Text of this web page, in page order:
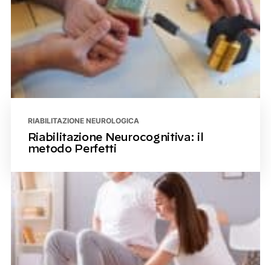
RIABILITAZIONE NEUROLOGICA
Riabilitazione Neurocognitiva: il
metodo Perfetti